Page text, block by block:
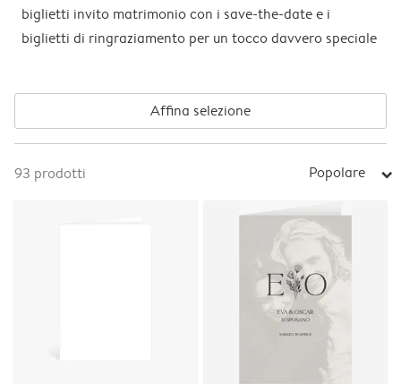
biglietti invito matrimonio con i save-the-date e i
biglietti di ringraziamento per un tocco davvero speciale
Affina selezione
93 prodotti Popolare arrow_right